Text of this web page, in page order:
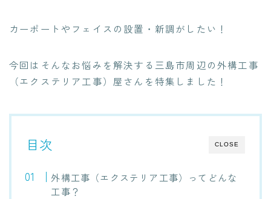
カーポートやフェイスの設置・新調がしたい！
今回はそんなお悩みを解決する三島市周辺の外構工事
（エクステリア工事）屋さんを特集 しました！
CLOSE
目次
外構工事（エクステリア工事）ってどんな
工事？